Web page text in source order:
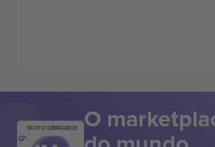
MUITO OBRIGADO! O